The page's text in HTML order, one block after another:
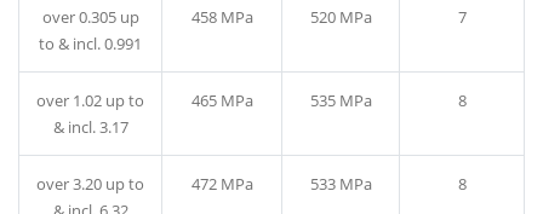
over 0.305 up
to & incl. 0.991
458 MPa 520 MPa 7
over 1.02 up to
& incl. 3.17
465 MPa 535 MPa 8
over 3.20 up to
472 MPa 533 MPa 8